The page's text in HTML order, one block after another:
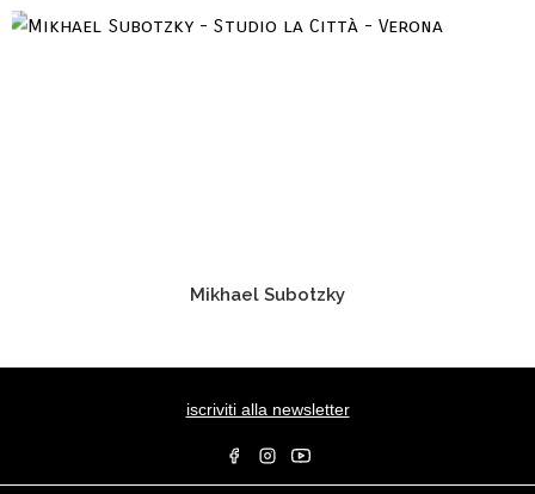
Mikhael Subotzky
iscriviti alla newsletter